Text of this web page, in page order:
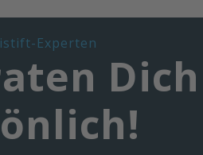
Experten
Dich